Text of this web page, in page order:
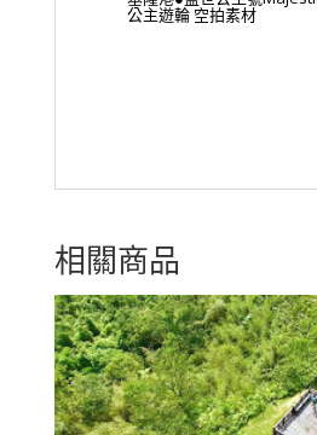
公主遊輪 空拍素材
相關商品